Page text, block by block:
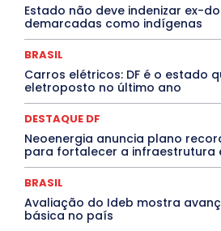
Santa Catarina
São Paulo
Saúde Agora
TÁ FROID?
TEATRO
Estado não deve indenizar ex-
demarcadas como indígenas
BRASIL
Carros elétricos: DF é o estado
eletroposto no último ano
DESTAQUE DF
Neoenergia anuncia plano
para fortalecer a infraestrutura
BRASIL
Avaliação do Ideb mostra
básica no país